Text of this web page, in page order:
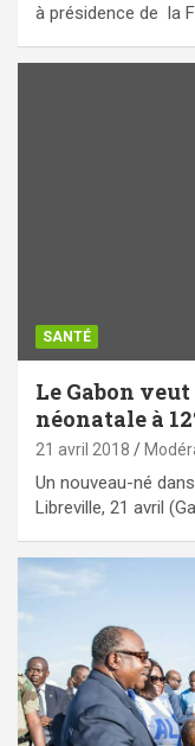
à présidence de la
SANTÉ
Le Gabon
néonatale à
21 avril 2018
Un nouveau-né
Libreville, 21 avril